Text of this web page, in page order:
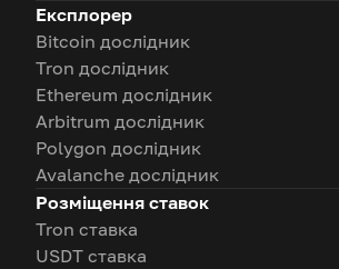
Експлорер
Bitcoin дослідник
Tron дослідник
Ethereum дослідник
Arbitrum дослідник
Polygon дослідник
Avalanche дослідник
Розміщення ставок
Tron ставка
USDT ставка